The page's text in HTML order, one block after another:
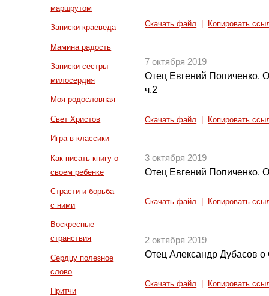
маршрутом
Записки краеведа
Мамина радость
Записки сестры
милосердия
Моя родословная
Свет Христов
Игра в классики
Как писать книгу о
своем ребенке
Страсти и борьба
с ними
Воскресные
странствия
Сердцу полезное
слово
Притчи
Скачать файл Копировать
7 октября 2019
Отец Евгений Попиченко.
ч.2
Скачать файл Копировать
3 октября 2019
Отец Евгений Попиченко.
Скачать файл Копировать
2 октября 2019
Отец Александр Дубасов
Скачать файл Копировать